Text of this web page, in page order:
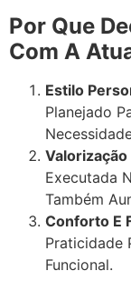
Por Que
Com A
Estilo
Planejado
Executada
Também
Conforto E
Praticidade
Funcional.